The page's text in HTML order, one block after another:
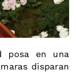
posa en una
disparan